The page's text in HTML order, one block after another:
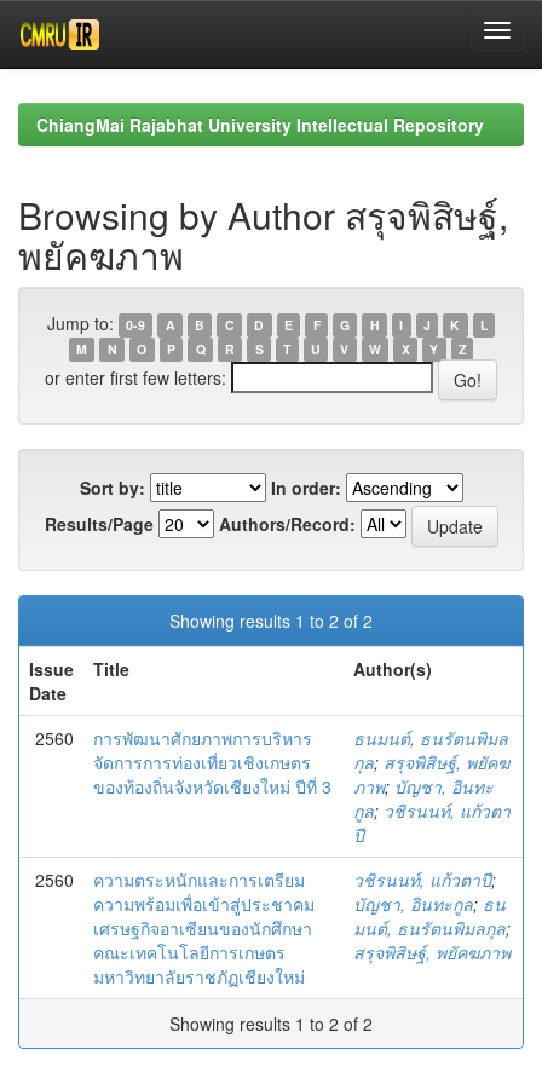
navigationChiangMai Rajabhat University Intellectual Repository
Browsing by Author สรุจพิสิษฐ์,
พยัคฆภาพ
Jump to: 0-9 A B C D E F G H I J K
L
M
N O P Q R S T U V W X Y Z
or enter first few letters:
Sort by:
In order:
Results/Page
Authors/Record:
Showing results 1 to 2 of 2
Issue
Date
Title Author(s)
2560
การพัฒนาศักยภาพการบริหาร
จัดการการท่องเที่ยวเชิงเกษตร
ของท้องถิ่นจังหวัดเชียงใหม่ ปีที่ 3
ธนมนต์, ธนรัตนพิมล
กุล; สรุจพิสิษฐ์, พยัคฆ
ภาพ; บัญชา, อินทะ
กูล; วชิรนนท์, แก้วตา
ปี
2560
ความตระหนักและการเตรียม
ความพร้อมเพื่อเข้าสู่ประชาคม
เศรษฐกิจอาเซียนของนักศึกษา
คณะเทคโนโลยีการเกษตร
มหาวิทยาลัยราชภัฏเชียงใหม่
วชิรนนท์, แก้วตาปี;
บัญชา, อินทะกูล; ธน
มนต์, ธนรัตนพิมลกุล;
สรุจพิสิษฐ์, พยัคฆภาพ
Showing results 1 to 2 of 2